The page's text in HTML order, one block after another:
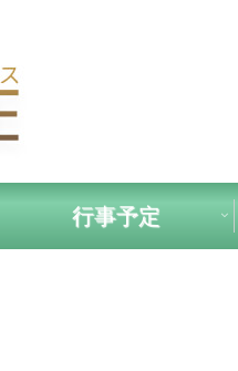
行事予定